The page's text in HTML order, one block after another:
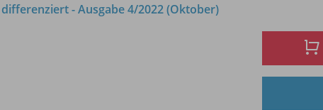
- Ausgabe 4/2022 (Oktober)